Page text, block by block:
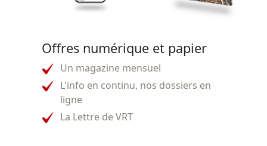
Offres numérique et papier
Un magazine mensuel
L'info en continu, nos dossiers en
ligne
La Lettre de VRT